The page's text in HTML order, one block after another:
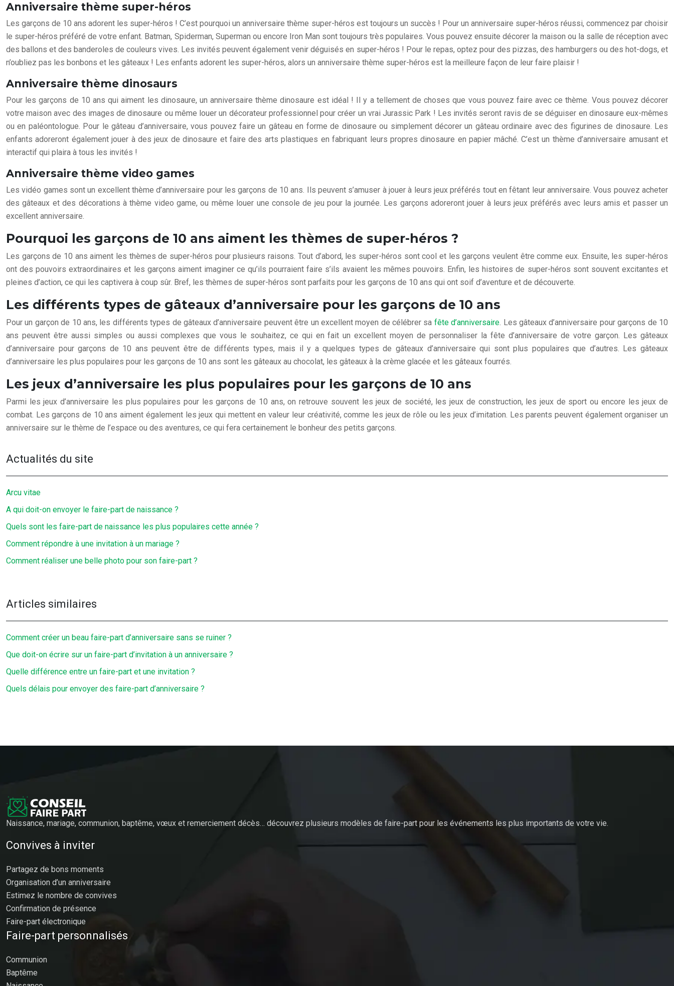
Anniversaire thème super-héros
Les garçons de 10 ans adorent les super-héros ! C’est pourquoi un anniversaire thème super-héros est toujours un succès ! Pour un anniversaire super-héros réussi, commencez par choisir
le super-héros préféré de votre enfant. Batman, Spiderman, Superman ou encore Iron Man sont toujours très populaires. Vous pouvez ensuite décorer la maison ou la salle de réception avec
des ballons et des banderoles de couleurs vives. Les invités peuvent également venir déguisés en super-héros ! Pour le repas, optez pour des pizzas, des hamburgers ou des hot-dogs, et
n’oubliez pas les bonbons et les gâteaux ! Les enfants adorent les super-héros, alors un anniversaire thème super-héros est la meilleure façon de leur faire plaisir !
Anniversaire thème dinosaurs
Pour les garçons de 10 ans qui aiment les dinosaure, un anniversaire thème dinosaure est idéal ! Il y a tellement de choses que vous pouvez faire avec ce thème. Vous pouvez décorer
votre maison avec des images de dinosaure ou même louer un décorateur professionnel pour créer un vrai Jurassic Park ! Les invités seront ravis de se déguiser en dinosaure eux-mêmes
ou en paléontologue. Pour le gâteau d’anniversaire, vous pouvez faire un gâteau en forme de dinosaure ou simplement décorer un gâteau ordinaire avec des figurines de dinosaure. Les
enfants adoreront également jouer à des jeux de dinosaure et faire des arts plastiques en fabriquant leurs propres dinosaure en papier mâché. C’est un thème d’anniversaire amusant et
interactif qui plaira à tous les invités !
Anniversaire thème video games
Les vidéo games sont un excellent thème d’anniversaire pour les garçons de 10 ans. Ils peuvent s’amuser à jouer à leurs jeux préférés tout en fêtant leur anniversaire. Vous pouvez acheter
des gâteaux et des décorations à thème video game, ou même louer une console de jeu pour la journée. Les garçons adoreront jouer à leurs jeux préférés avec leurs amis et passer un
excellent anniversaire.
Pourquoi les garçons de 10 ans aiment les thèmes de super-héros ?
Les garçons de 10 ans aiment les thèmes de super-héros pour plusieurs raisons. Tout d’abord, les super-héros sont cool et les garçons veulent être comme eux. Ensuite, les super-héros
ont des pouvoirs extraordinaires et les garçons aiment imaginer ce qu’ils pourraient faire s’ils avaient les mêmes pouvoirs. Enfin, les histoires de super-héros sont souvent excitantes et
pleines d’action, ce qui les captivera à coup sûr. Bref, les thèmes de super-héros sont parfaits pour les garçons de 10 ans qui ont soif d’aventure et de découverte.
Les différents types de gâteaux d’anniversaire pour les garçons de 10 ans
Pour un garçon de 10 ans, les différents types de gâteaux d’anniversaire peuvent être un excellent moyen de célébrer sa fête d’anniversaire. Les gâteaux d’anniversaire pour garçons de 10
ans peuvent être aussi simples ou aussi complexes que vous le souhaitez, ce qui en fait un excellent moyen de personnaliser la fête d’anniversaire de votre garçon. Les gâteaux
d’anniversaire pour garçons de 10 ans peuvent être de différents types, mais il y a quelques types de gâteaux d’anniversaire qui sont plus populaires que d’autres. Les gâteaux
d’anniversaire les plus populaires pour les garçons de 10 ans sont les gâteaux au chocolat, les gâteaux à la crème glacée et les gâteaux fourrés.
Les jeux d’anniversaire les plus populaires pour les garçons de 10 ans
Parmi les jeux d’anniversaire les plus populaires pour les garçons de 10 ans, on retrouve souvent les jeux de société, les jeux de construction, les jeux de sport ou encore les jeux de
combat. Les garçons de 10 ans aiment également les jeux qui mettent en valeur leur créativité, comme les jeux de rôle ou les jeux d’imitation. Les parents peuvent également organiser un
anniversaire sur le thème de l’espace ou des aventures, ce qui fera certainement le bonheur des petits garçons.
Actualités du site
Arcu vitae
A qui doit-on envoyer le faire-part de naissance ?
Quels sont les faire-part de naissance les plus populaires cette année ?
Comment répondre à une invitation à un mariage ?
Comment réaliser une belle photo pour son faire-part ?
Articles similaires
Comment créer un beau faire-part d’anniversaire sans se ruiner ?
Que doit-on écrire sur un faire-part d’invitation à un anniversaire ?
Quelle différence entre un faire-part et une invitation ?
Quels délais pour envoyer des faire-part d’anniversaire ?
Naissance, mariage, communion, baptême, vœux et remerciement décès… découvrez plusieurs modèles de faire-part pour les événements les plus importants de votre vie.
Convives à inviter
Partagez de bons moments
Organisation d’un anniversaire
Estimez le nombre de convives
Confirmation de présence
Faire-part électronique
Faire-part personnalisés
Communion
Baptême